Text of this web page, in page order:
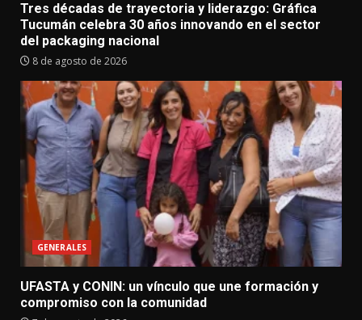
Tres décadas de trayectoria y liderazgo: Gráfica
Tucumán celebra 30 años innovando en el sector
del packaging nacional
8 de agosto de 2026
GENERALES
UFASTA y CONIN: un vínculo que une formación y
compromiso con la comunidad